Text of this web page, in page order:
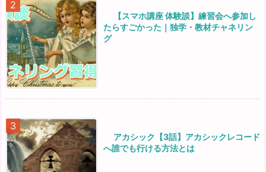
【スマホ講座 体験談】練習会へ参加し
たらすごかった｜独学・教材チャネリン
グ
アカシック【3話】アカシックレコード
へ誰でも行ける方法とは